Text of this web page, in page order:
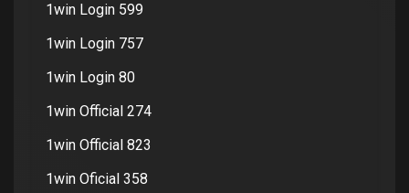
1win Login 599
1win Login 757
1win Login 80
1win Official 274
1win Official 823
1win Oficial 358